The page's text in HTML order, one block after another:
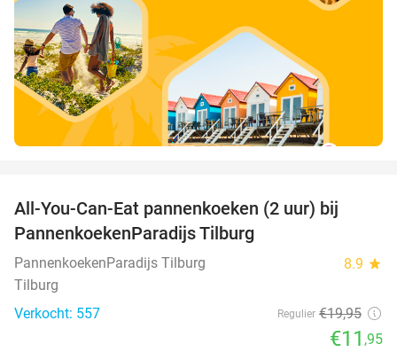
All-You-Can-Eat pannenkoeken (2 uur) bij
PannenkoekenParadijs Tilburg
PannenkoekenParadijs Tilburg 8.9 star
Tilburg
Verkocht: 557
Regulier €19,95
€11 ,95